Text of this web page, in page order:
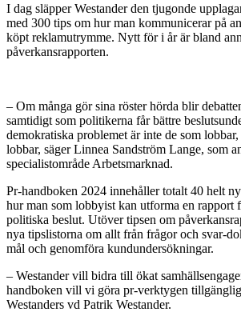
I dag släpper Westander den tjugonde
med 300 tips om hur man kommunicerar på
köpt reklamutrymme. Nytt för i år är bland
påverkansrapporten.
– Om många gör sina röster hörda blir
samtidigt som politikerna får bättre
demokratiska problemet är inte de som
lobbar, säger Linnea Sandström Lange, som
specialistområde Arbetsmarknad.
Pr-handboken 2024 innehåller totalt 40 helt
hur man som lobbyist kan utforma en rapport
politiska beslut. Utöver tipsen om
nya tipslistorna om allt från frågor och svar-
mål och genomföra kundundersökningar.
– Westander vill bidra till ökat
handboken vill vi göra pr-verktygen
Westanders vd Patrik Westander.